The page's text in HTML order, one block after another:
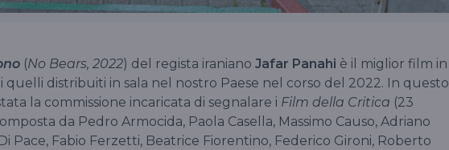
(No Bears, 2022) del regista iraniano Jafar Panahi è il miglior film in
distribuiti in sala nel nostro Paese nel corso del 2022. In questo
la commissione incaricata di segnalare i Film della Critica (23
da Pedro Armocida, Paola Casella, Massimo Causo, Adriano
Pace, Fabio Ferzetti, Beatrice Fiorentino, Federico Gironi, Roberto